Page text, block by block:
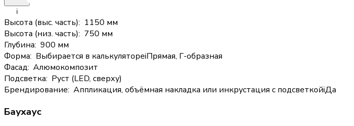
i
Высота (выс. часть): 1150 мм
Высота (низ. часть): 750 мм
Глубина: 900 мм
Форма: Выбирается в калькулятореiПрямая, Г-образная
Фасад: Алюмокомпозит
Подсветка: Руст (LED, сверху)
Брендирование: Аппликация, объёмная накладка или инкрустация с подсветкойiДа
Баухаус